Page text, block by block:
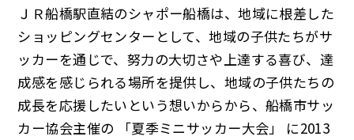
ＪＲ船橋駅直結のシャポー船橋は、地域に根差した
ショッピングセンターとして、地域の子供たちがサ
ッカーを通じで、努力の大切さや上達する喜び、達
成感を感じられる場所を提供し、地域の子供たちの
成長を応援したいという想いからから、船橋市サッ
カー協会主催の 「夏季ミニサッカー大会」 に2013